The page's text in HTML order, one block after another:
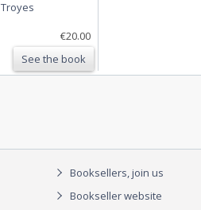
Troyes
€20.00
See the book
Booksellers, join us
Bookseller website